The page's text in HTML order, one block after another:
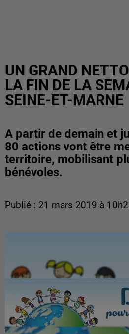
UN GRAND
LA FIN DE LA
SEINE-ET-MARNE
A partir de demain et
80 actions vont être
territoire, mobilisant
bénévoles.
Publié : 21 mars 2019 à